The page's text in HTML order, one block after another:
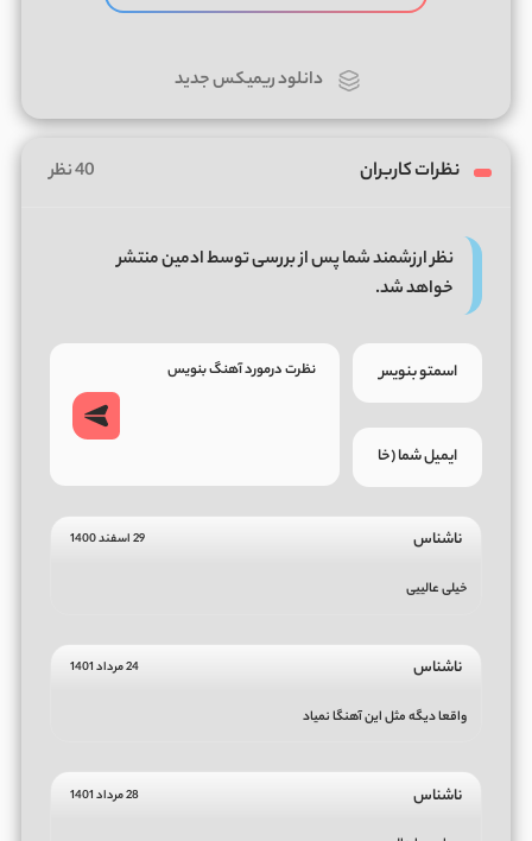
دانلود ریمیکس جدید
نظرات کاربران 40 نظر
نظر ارزشمند شما پس از بررسی توسط ادمین منتشر
خواهد شد.
ناشناس 29 اسفند 1400
خيلی عالییی
ناشناس 24 مرداد 1401
واقعا دیگه مثل این آهنگا نمیاد
ناشناس 28 مرداد 1401